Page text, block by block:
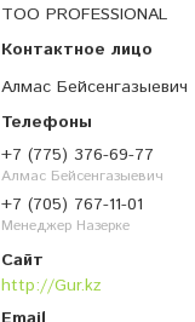
ТОО PROFESSIONAL
Алмас Бейсенгазыевич
+7 (775) 376-69-77
Алмас Бейсенгазыевич
+7 (705) 767-11-01
Менеджер Назерке
http://Gur.kz